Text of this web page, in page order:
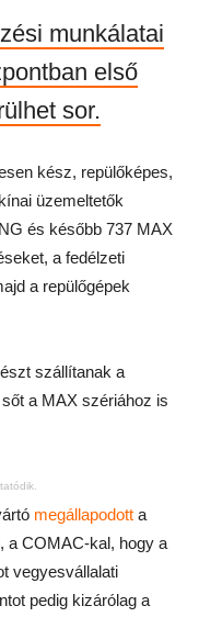
munkálatai
első
sor.
kész, repülőképes,
üzemeltetők
és később 737 MAX
a fedélzeti
a repülőgépek
szállítanak a
a MAX szériához is
megállapodott a
a COMAC-kal, hogy a
vegyesvállalati
pedig kizárólag a